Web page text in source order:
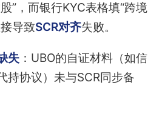
”，而银行KYC表格填“跨境
导致SCR对齐失败。
失：UBO的自证材料（如信
持协议）未与SCR同步备